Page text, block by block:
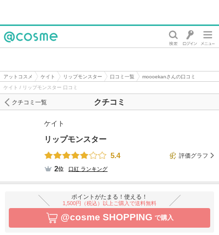
アットコスメ ケイト リップモンスター 口コミ一覧
moooekanさんの口コミ
ケイト / リップモンスター 口コミ
クチコミ
クチコミ一覧
ケイト
リップモンスター
5.4
評価グラフ
2位 口紅 ランキング
ポイントがたまる！使える！
1,500円（税込）以上ご購入で送料無料
@cosme SHOPPING で購入